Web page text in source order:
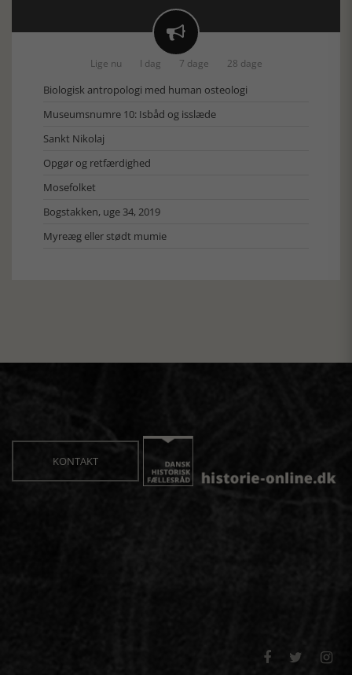

Lige nu I dag 7 dage 28 dage
Biologisk antropologi med human osteologi
Museumsnumre 10: Isbåd og isslæde
Sankt Nikolaj
Opgør og retfærdighed
Mosefolket
Bogstakken, uge 34, 2019
Myreæg eller stødt mumie
KONTAKT
  